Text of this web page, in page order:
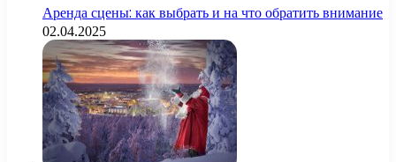
Аренда сцены: как выбрать и на что обратить внимание
02.04.2025